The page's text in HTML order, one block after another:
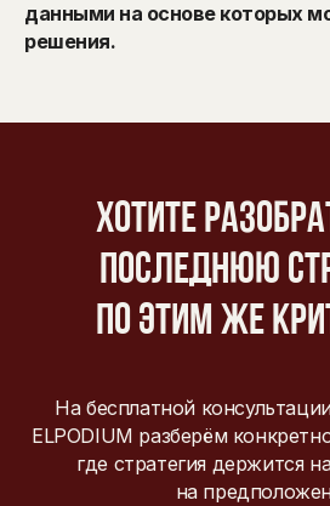
данными на основе которых
решения.
Хотите
последнюю
по этим же
На бесплатной
ELPODIUM разберём
где стратегия держится
на